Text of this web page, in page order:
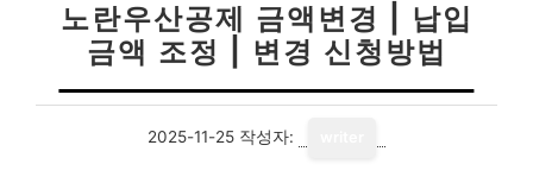
노란우산공제 금액변경 | 납입
금액 조정 | 변경 신청방법
2025-11-25 작성자: